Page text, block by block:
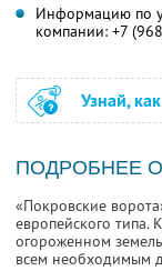
Информацию по
компании: +7
Узнай,
ПОДРОБНЕЕ
«Покровские
европейского типа.
огороженном
всем необходимым